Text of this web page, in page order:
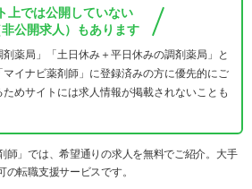
上では公開していない
公開求人）もあります
剤薬局」「土日休み＋平日休みの調剤薬局」と
イナビ薬剤師」に登録済みの方に優先的にご
めサイトには求人情報が掲載されないことも
師」では、希望通りの求人を無料でご紹介。大手
転職支援サービスです。